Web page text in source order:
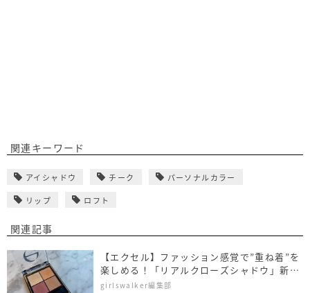
関連キーワード
アイシャドウ チーク パーソナルカラー
リップ ロフト
関連記事
【エクセル】ファッション感覚で”重ね着”を
楽しめる！「リアルクローズシャドウ」新色
レビュー
girlswalker編集部